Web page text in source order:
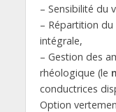
– Sensibilité du
– Répartition
intégrale,
– Gestion des
rhéologique (le
conductrices
Option